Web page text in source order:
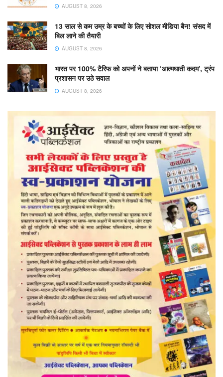
AUGUST 8, 2026
13 साल से कम उम्र के बच्चों के लिए सोशल मीडिया बैन! संसद में
बिल लाने की तैयारी
AUGUST 8, 2026
भारत पर 100% टैरिफ को अपनों ने बताया ‘आत्मघाती कदम’, ट्रंप
प्रशासन पर उठे सवाल
AUGUST 8, 2026